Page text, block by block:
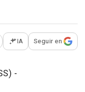
opciones para
IA Seguir en
-